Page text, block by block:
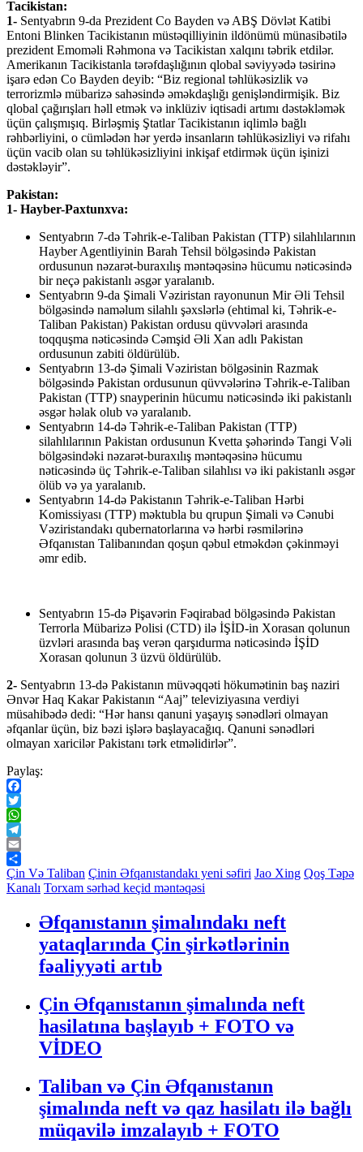
Tacikistan:
1- Sentyabrın 9-da Prezident Co Bayden və ABŞ Dövlət Katibi
Entoni Blinken Tacikistanın müstəqilliyinin ildönümü münasibətilə
prezident Emoməli Rəhmona və Tacikistan xalqını təbrik etdilər.
Amerikanın Tacikistanla tərəfdaşlığının qlobal səviyyədə təsirinə
işarə edən Co Bayden deyib: “Biz regional təhlükəsizlik və
terrorizmlə mübarizə sahəsində əməkdaşlığı genişləndirmişik. Biz
qlobal çağırışları həll etmək və inklüziv iqtisadi artımı dəstəkləmək
üçün çalışmışıq. Birləşmiş Ştatlar Tacikistanın iqlimlə bağlı
rəhbərliyini, o cümlədən hər yerdə insanların təhlükəsizliyi və rifahı
üçün vacib olan su təhlükəsizliyini inkişaf etdirmək üçün işinizi
dəstəkləyir”.
Pakistan:
1- Hayber-Paxtunxva:
Sentyabrın 7-də Təhrik-e-Taliban Pakistan (TTP) silahlılarının
Hayber Agentliyinin Barah Tehsil bölgəsində Pakistan
ordusunun nəzarət-buraxılış məntəqəsinə hücumu nəticəsində
bir neçə pakistanlı əsgər yaralanıb.
Sentyabrın 9-da Şimali Vəziristan rayonunun Mir Əli Tehsil
bölgəsində naməlum silahlı şəxslərlə (ehtimal ki, Təhrik-e-
Taliban Pakistan) Pakistan ordusu qüvvələri arasında
toqquşma nəticəsində Cəmşid Əli Xan adlı Pakistan
ordusunun zabiti öldürülüb.
Sentyabrın 13-də Şimali Vəziristan bölgəsinin Razmak
bölgəsində Pakistan ordusunun qüvvələrinə Təhrik-e-Taliban
Pakistan (TTP) snayperinin hücumu nəticəsində iki pakistanlı
əsgər həlak olub və yaralanıb.
Sentyabrın 14-də Təhrik-e-Taliban Pakistan (TTP)
silahlılarının Pakistan ordusunun Kvetta şəhərində Tangi Vəli
bölgəsindəki nəzarət-buraxılış məntəqəsinə hücumu
nəticəsində üç Təhrik-e-Taliban silahlısı və iki pakistanlı əsgər
ölüb və ya yaralanıb.
Sentyabrın 14-də Pakistanın Təhrik-e-Taliban Hərbi
Komissiyası (TTP) məktubla bu qrupun Şimali və Cənubi
Vəziristandakı qubernatorlarına və hərbi rəsmilərinə
Əfqanıstan Talibanından qoşun qəbul etməkdən çəkinməyi
əmr edib.
Sentyabrın 15-də Pişavərin Fəqirabad bölgəsində Pakistan
Terrorla Mübarizə Polisi (CTD) ilə İŞİD-in Xorasan qolunun
üzvləri arasında baş verən qarşıdurma nəticəsində İŞİD
Xorasan qolunun 3 üzvü öldürülüb.
2- Sentyabrın 13-də Pakistanın müvəqqəti hökumətinin baş naziri
Ənvər Haq Kakar Pakistanın “Aaj” televiziyasına verdiyi
müsahibədə dedi: “Hər hansı qanuni yaşayış sənədləri olmayan
əfqanlar üçün, biz bəzi işlərə başlayacağıq. Qanuni sənədləri
olmayan xaricilər Pakistanı tərk etməlidirlər”.
Paylaş:
Facebook
Twitter
WhatsApp
Telegram
Email
Share
Çin Və Taliban Çinin Əfqanıstandakı yeni səfiri Jao Xing Qoş Təpə
Kanalı Torxam sərhəd keçid məntəqəsi
Əfqanıstanın şimalındakı neft
yataqlarında Çin şirkətlərinin
fəaliyyəti artıb
Çin Əfqanıstanın şimalında neft
hasilatına başlayıb + FOTO və
VİDEO
Taliban və Çin Əfqanıstanın
şimalında neft və qaz hasilatı ilə bağlı
müqavilə imzalayıb + FOTO